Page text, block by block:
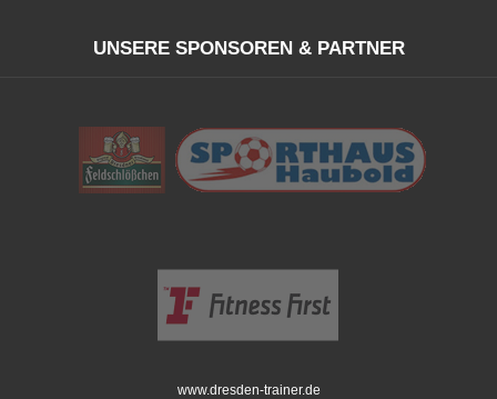
UNSERE SPONSOREN & PARTNER
www.dresden-trainer.de